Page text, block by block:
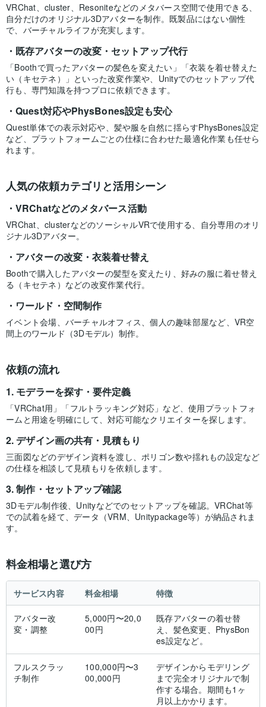
VRChat、cluster、Resoniteなどのメタバース空間で使用できる、
自分だけのオリジナル3Dアバターを制作。既製品にはない個性
で、バーチャルライフが充実します。
既存アバターの改変・セットアップ代行
「Boothで買ったアバターの髪色を変えたい」「衣装を着せ替えた
い（キセテネ）」といった改変作業や、Unityでのセットアップ代
行も、専門知識を持つプロに依頼できます。
Quest対応やPhysBones設定も安心
Quest単体での表示対応や、髪や服を自然に揺らすPhysBones設定
など、プラットフォームごとの仕様に合わせた最適化作業も任せら
れます。
人気の依頼カテゴリと活用シーン
VRChatなどのメタバース活動
VRChat、clusterなどのソーシャルVRで使用する、自分専用のオリ
ジナル3Dアバター。
アバターの改変・衣装着せ替え
Boothで購入したアバターの髪型を変えたり、好みの服に着せ替え
る（キセテネ）などの改変作業代行。
ワールド・空間制作
イベント会場、バーチャルオフィス、個人の趣味部屋など、VR空
間上のワールド（3Dモデル）制作。
依頼の流れ
モデラーを探す・要件定義
「VRChat用」「フルトラッキング対応」など、使用プラットフォ
ームと用途を明確にして、対応可能なクリエイターを探します。
デザイン画の共有・見積もり
三面図などのデザイン資料を渡し、ポリゴン数や揺れもの設定など
の仕様を相談して見積もりを依頼します。
制作・セットアップ確認
3Dモデル制作後、Unityなどでのセットアップを確認。VRChat等
での試着を経て、データ（VRM、Unitypackage等）が納品されま
す。
料金相場と選び方
サービス内容 料金相場 特徴
アバター改
変・調整
5,000円〜20,0
00円
既存アバターの着せ替
え、髪色変更、PhysBon
es設定など。
フルスクラッ
チ制作
100,000円〜3
00,000円
デザインからモデリング
まで完全オリジナルで制
作する場合。期間も1ヶ
月以上かかります。